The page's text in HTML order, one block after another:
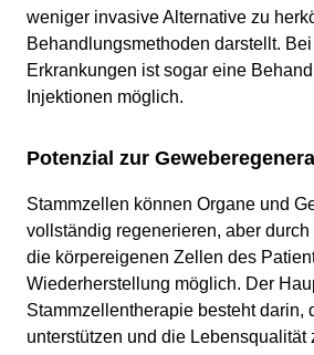
weniger invasive Alternative zu
Behandlungsmethoden darstellt.
Erkrankungen ist sogar eine
Injektionen möglich.
Potenzial zur
Stammzellen können Organe und
vollständig regenerieren, aber
die körpereigenen Zellen des
Wiederherstellung möglich. Der
Stammzellentherapie besteht darin,
unterstützen und die Lebensqualität